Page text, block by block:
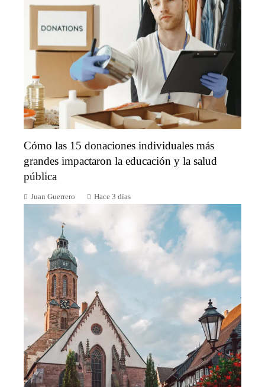
Cómo las 15 donaciones individuales más
grandes impactaron la educación y la salud
pública
Juan Guerrero Hace 3 días